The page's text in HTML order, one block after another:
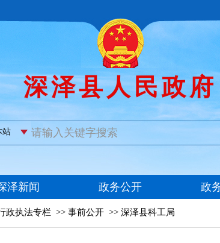
政执法专栏 >> 事前公开 >> 深泽县科工局